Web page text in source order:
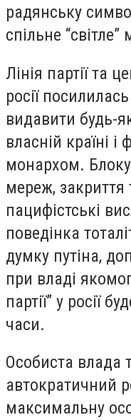
радянську
спільне
Лінія партії та
росії
видавити будь-
власній країні і
монархом.
мереж, закриття
пацифістські
поведінка
думку путіна,
при владі
партії” у росії
часи.
Особиста влада
автократичний
максимальну